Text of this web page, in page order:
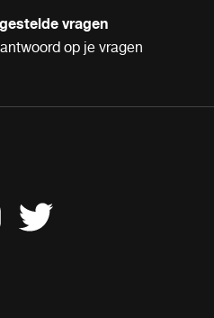
vragen
op je vragen